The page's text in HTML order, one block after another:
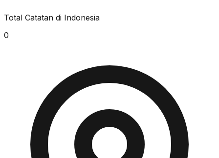
Total Catatan di Indonesia
0